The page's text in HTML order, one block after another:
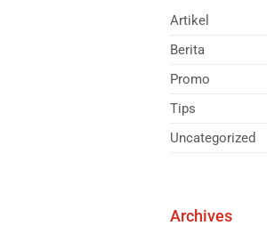
Artikel
Berita
Promo
Tips
Uncategorized
Archives